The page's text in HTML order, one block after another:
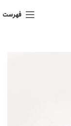
فهرست